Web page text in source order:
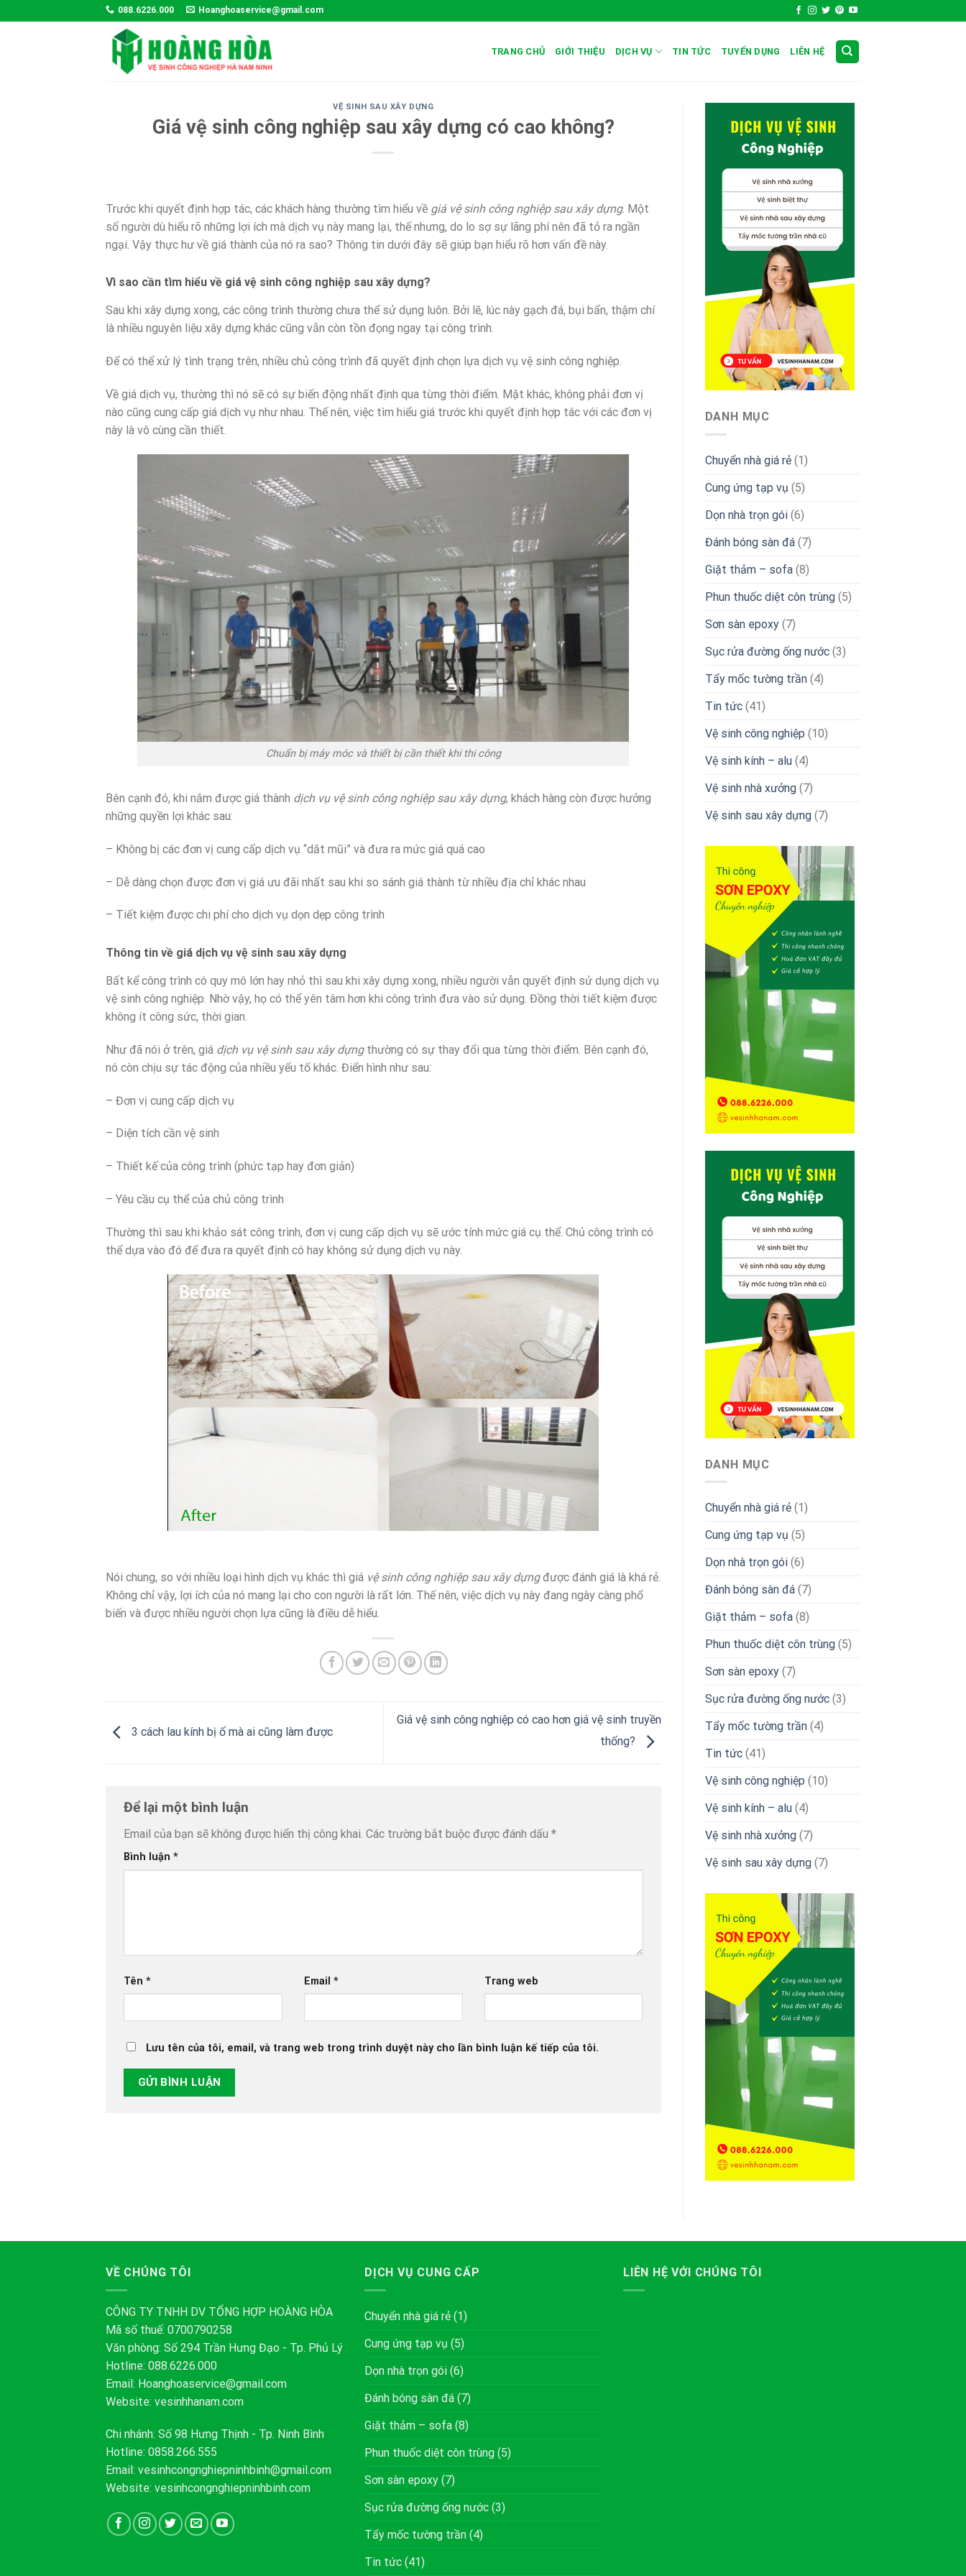
to
088.6226.000 Hoanghoaservice@gmail.com
TRANG CHỦ GIỚI THIỆU DỊCH VỤ TIN TỨC TUYỂN DỤNG LIÊN HỆ
VỆ SINH SAU XÂY DỰNG
Giá vệ sinh công nghiệp sau xây dựng có cao không?
Trước khi quyết định hợp tác, các khách hàng thường tìm hiểu về giá vệ sinh công nghiệp sau xây dựng. Một
số người dù hiểu rõ những lợi ích mà dịch vụ này mang lại, thế nhưng, do lo sợ sự lãng phí nên đã tỏ ra ngần
ngại. Vậy thực hư về giá thành của nó ra sao? Thông tin dưới đây sẽ giúp bạn hiểu rõ hơn vấn đề này.
Vì sao cần tìm hiểu về giá vệ sinh công nghiệp sau xây dựng?
Sau khi xây dựng xong, các công trình thường chưa thể sử dụng luôn. Bởi lẽ, lúc này gạch đá, bụi bẩn, thậm chí
là nhiều nguyên liệu xây dựng khác cũng vẫn còn tồn đọng ngay tại công trình.
Để có thể xử lý tình trạng trên, nhiều chủ công trình đã quyết định chọn lựa dịch vụ vệ sinh công nghiệp.
Về giá dịch vụ, thường thì nó sẽ có sự biến động nhất định qua từng thời điểm. Mặt khác, không phải đơn vị
nào cũng cung cấp giá dịch vụ như nhau. Thế nên, việc tìm hiểu giá trước khi quyết định hợp tác với các đơn vị
này là vô cùng cần thiết.
Chuẩn bị máy móc và thiết bị cần thiết khi thi công
Bên cạnh đó, khi nắm được giá thành dịch vụ vệ sinh công nghiệp sau xây dựng, khách hàng còn được hưởng
những quyền lợi khác sau:
– Không bị các đơn vị cung cấp dịch vụ “dắt mũi” và đưa ra mức giá quá cao
– Dễ dàng chọn được đơn vị giá ưu đãi nhất sau khi so sánh giá thành từ nhiều địa chỉ khác nhau
– Tiết kiệm được chi phí cho dịch vụ dọn dẹp công trình
Thông tin về giá dịch vụ vệ sinh sau xây dựng
Bất kể công trình có quy mô lớn hay nhỏ thì sau khi xây dựng xong, nhiều người vẫn quyết định sử dụng dịch vụ
vệ sinh công nghiệp. Nhờ vậy, họ có thể yên tâm hơn khi công trình đưa vào sử dụng. Đồng thời tiết kiệm được
không ít công sức, thời gian.
Như đã nói ở trên, giá dịch vụ vệ sinh sau xây dựngthường có sự thay đổi qua từng thời điểm. Bên cạnh đó,
nó còn chịu sự tác động của nhiều yếu tố khác. Điển hình như sau:
– Đơn vị cung cấp dịch vụ
– Diện tích cần vệ sinh
– Thiết kế của công trình (phức tạp hay đơn giản)
– Yêu cầu cụ thể của chủ công trình
Thường thì sau khi khảo sát công trình, đơn vị cung cấp dịch vụ sẽ ước tính mức giá cụ thể. Chủ công trình có
thể dựa vào đó để đưa ra quyết định có hay không sử dụng dịch vụ này.
Nói chung, so với nhiều loại hình dịch vụ khác thì giá vệ sinh công nghiệp sau xây dựngđược đánh giá là khá rẻ.
Không chỉ vậy, lợi ích của nó mang lại cho con người là rất lớn. Thế nên, việc dịch vụ này đang ngày càng phổ
biến và được nhiều người chọn lựa cũng là điều dễ hiểu.
3 cách lau kính bị ố mà ai cũng làm được
Giá vệ sinh công nghiệp có cao hơn giá vệ sinh truyền
thống?
Để lại một bình luận
Email của bạn sẽ không được hiển thị công khai. Các trường bắt buộc được đánh dấu *
Bình luận *
Tên * Email * Trang web
Lưu tên của tôi, email, và trang web trong trình duyệt này cho lần bình luận kế tiếp của tôi.
DANH MỤC
Chuyển nhà giá rẻ(1)
Cung ứng tạp vụ (5)
Dọn nhà trọn gói(6)
Đánh bóng sàn đá(7)
Giặt thảm – sofa(8)
Phun thuốc diệt côn trùng(5)
Sơn sàn epoxy(7)
Sục rửa đường ống nước(3)
Tẩy mốc tường trần(4)
Tin tức(41)
Vệ sinh công nghiệp (10)
Vệ sinh kính – alu(4)
Vệ sinh nhà xưởng(7)
Vệ sinh sau xây dựng(7)
DANH MỤC
Chuyển nhà giá rẻ(1)
Cung ứng tạp vụ (5)
Dọn nhà trọn gói(6)
Đánh bóng sàn đá(7)
Giặt thảm – sofa(8)
Phun thuốc diệt côn trùng(5)
Sơn sàn epoxy(7)
Sục rửa đường ống nước(3)
Tẩy mốc tường trần(4)
Tin tức(41)
Vệ sinh công nghiệp (10)
Vệ sinh kính – alu(4)
Vệ sinh nhà xưởng(7)
Vệ sinh sau xây dựng(7)
VỀ CHÚNG TÔI
CÔNG TY TNHH DV TỔNG HỢP HOÀNG HÒA
Mã số thuế: 0700790258
Văn phòng: Số 294 Trần Hưng Đạo - Tp. Phủ Lý
Hotline: 088.6226.000
Email: Hoanghoaservice@gmail.com
Website: vesinhhanam.com
Chi nhánh: Số 98 Hưng Thịnh - Tp. Ninh Bình
Hotline: 0858.266.555
Email: vesinhcongnghiepninhbinh@gmail.com
Website: vesinhcongnghiepninhbinh.com
DỊCH VỤ CUNG CẤP
Chuyển nhà giá rẻ (1)
Cung ứng tạp vụ (5)
Dọn nhà trọn gói (6)
Đánh bóng sàn đá (7)
Giặt thảm – sofa (8)
Phun thuốc diệt côn trùng (5)
Sơn sàn epoxy (7)
Sục rửa đường ống nước (3)
Tẩy mốc tường trần (4)
Tin tức (41)
LIÊN HỆ VỚI CHÚNG TÔI